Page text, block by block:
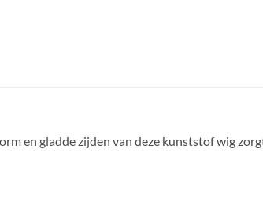
en gladde zijden van deze kunststof wig